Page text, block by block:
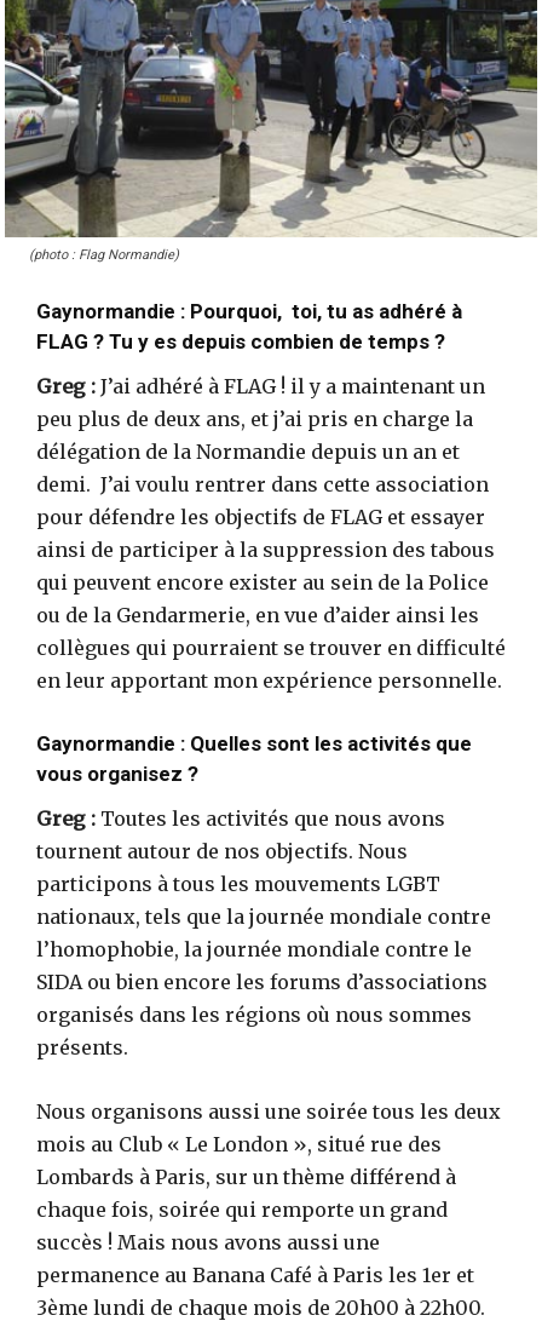
(photo : Flag Normandie)
Gaynormandie : Pourquoi, toi, tu as adhéré à
FLAG ? Tu y es depuis combien de temps ?
Greg : J’ai adhéré à FLAG ! il y a maintenant un
peu plus de deux ans, et j’ai pris en charge la
délégation de la Normandie depuis un an et
demi. J’ai voulu rentrer dans cette association
pour défendre les objectifs de FLAG et essayer
ainsi de participer à la suppression des tabous
qui peuvent encore exister au sein de la Police
ou de la Gendarmerie, en vue d’aider ainsi les
collègues qui pourraient se trouver en difficulté
en leur apportant mon expérience personnelle.
Gaynormandie : Quelles sont les activités que
vous organisez ?
Greg : Toutes les activités que nous avons
tournent autour de nos objectifs. Nous
participons à tous les mouvements LGBT
nationaux, tels que la journée mondiale contre
l’homophobie, la journée mondiale contre le
SIDA ou bien encore les forums d’associations
organisés dans les régions où nous sommes
présents.
Nous organisons aussi une soirée tous les deux
mois au Club « Le London », situé rue des
Lombards à Paris, sur un thème différend à
chaque fois, soirée qui remporte un grand
succès ! Mais nous avons aussi une
permanence au Banana Café à Paris les 1er et
3ème lundi de chaque mois de 20h00 à 22h00.